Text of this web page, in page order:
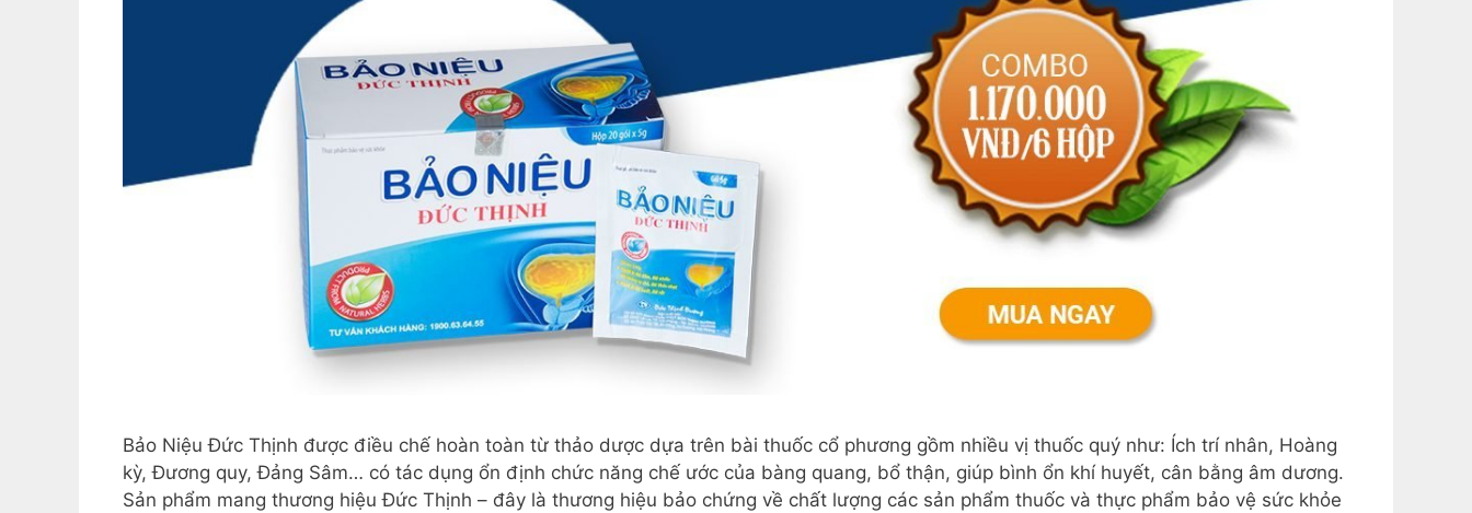
Bảo Niệu Đức Thịnh được điều chế hoàn toàn từ thảo dược dựa trên bài thuốc cổ phương gồm nhiều vị thuốc quý như: Ích trí nhân, Hoàng
kỳ, Đương quy, Đảng Sâm… có tác dụng ổn định chức năng chế ước của bàng quang, bổ thận, giúp bình ổn khí huyết, cân bằng âm dương.
Sản phẩm mang thương hiệu Đức Thịnh – đây là thương hiệu bảo chứng về chất lượng các sản phẩm thuốc và thực phẩm bảo vệ sức khỏe